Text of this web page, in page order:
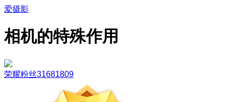
爱摄影
相机的特殊作用
荣耀粉丝31681809